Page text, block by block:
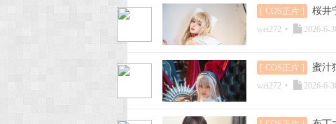
[ COS正片 ] 桜井
wei272 • 2026-6-
[ COS正片 ] 蜜汁
wei272 • 2026-6-